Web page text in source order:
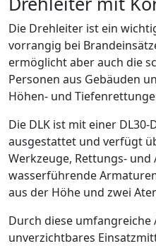
Die Drehleiter ist ein
vorrangig bei
ermöglicht aber auch die
Personen aus Gebäuden
Höhen- und
Die DLK ist mit einer
ausgestattet und verfügt
Werkzeuge, Rettungs- und
wasserführende
aus der Höhe und zwei
Durch diese umfangreiche
unverzichtbares